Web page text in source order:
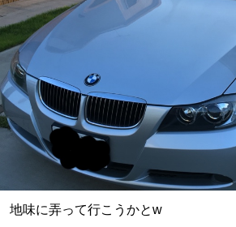
地味に弄って行こうかとw